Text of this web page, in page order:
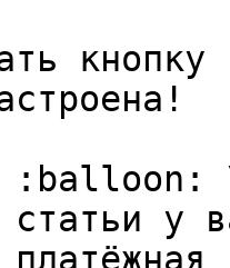
:balloon:
у